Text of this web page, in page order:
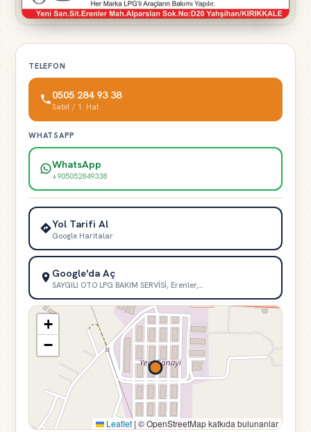
TELEFON
0505 284 93 38
Sabit / 1. Hat
WHATSAPP
WhatsApp
+905052849338
Yol Tarifi Al
Google Haritalar
Google'da Aç
SAYGILI OTO LPG BAKIM SERVİSİ, Erenler,…
+
−
Leaflet | © OpenStreetMap katkıda bulunanlar